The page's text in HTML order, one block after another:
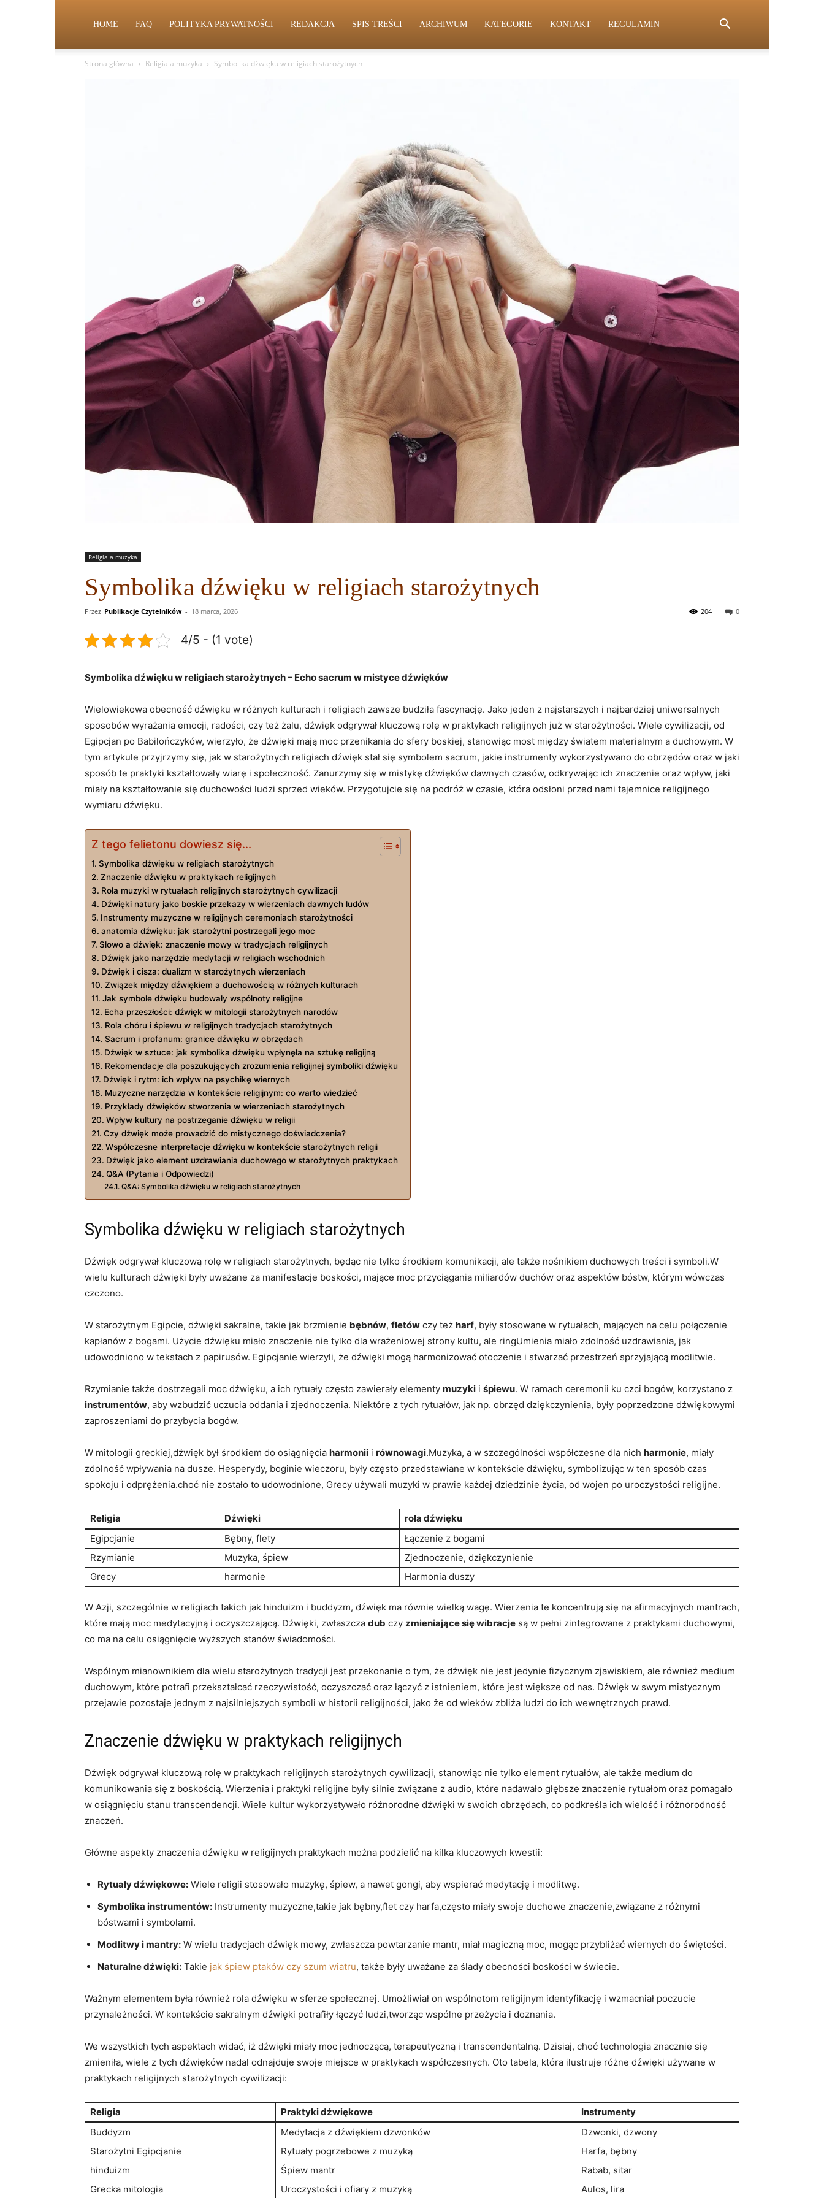
HOME FAQ POLITYKA PRYWATNOŚCI REDAKCJA SPIS TREŚCI ARCHIWUM KATEGORIE KONTAKT REGULAMIN
Strona główna Religia a muzyka Symbolika dźwięku w religiach starożytnych
Religia a muzyka
Symbolika dźwięku w religiach starożytnych
Przez Publikacje Czytelników - 18 marca, 2026 0
204
4/5 - (1 vote)
Symbolika dźwięku w religiach starożytnych – Echo sacrum w mistyce dźwięków
Wielowiekowa obecność dźwięku w różnych kulturach i religiach zawsze budziła fascynację. Jako jeden z najstarszych i najbardziej uniwersalnych
sposobów wyrażania emocji, radości, czy też żalu, dźwięk odgrywał kluczową rolę w praktykach religijnych już w starożytności. Wiele cywilizacji, od
Egipcjan po Babilończyków, wierzyło, że dźwięki mają moc przenikania do sfery boskiej, stanowiąc most między światem materialnym a duchowym. W
tym artykule przyjrzymy się, jak w starożytnych religiach dźwięk stał się symbolem sacrum, jakie instrumenty wykorzystywano do obrzędów oraz w jaki
sposób te praktyki kształtowały wiarę i społeczność. Zanurzymy się w mistykę dźwięków dawnych czasów, odkrywając ich znaczenie oraz wpływ, jaki
miały na kształtowanie się duchowości ludzi sprzed wieków. Przygotujcie się na podróż w czasie, która odsłoni przed nami tajemnice religijnego
wymiaru dźwięku.
Z tego felietonu dowiesz się...
Symbolika dźwięku w religiach starożytnych
Znaczenie dźwięku w praktykach religijnych
Rola muzyki w rytuałach religijnych starożytnych cywilizacji
Dźwięki natury jako boskie przekazy w wierzeniach dawnych ludów
Instrumenty muzyczne w religijnych ceremoniach starożytności
anatomia dźwięku: jak starożytni postrzegali jego moc
Słowo a dźwięk: znaczenie mowy w tradycjach religijnych
Dźwięk jako narzędzie medytacji w religiach wschodnich
Dźwięk i cisza: dualizm w starożytnych wierzeniach
Związek między dźwiękiem a duchowością w różnych kulturach
Jak symbole dźwięku budowały wspólnoty religijne
Echa przeszłości: dźwięk w mitologii starożytnych narodów
Rola chóru i śpiewu w religijnych tradycjach starożytnych
Sacrum i profanum: granice dźwięku w obrzędach
Dźwięk w sztuce: jak symbolika dźwięku wpłynęła na sztukę religijną
Rekomendacje dla poszukujących zrozumienia religijnej symboliki dźwięku
Dźwięk i rytm: ich wpływ na psychikę wiernych
Muzyczne narzędzia w kontekście religijnym: co warto wiedzieć
Przykłady dźwięków stworzenia w wierzeniach starożytnych
Wpływ kultury na postrzeganie dźwięku w religii
Czy dźwięk może prowadzić do mistycznego doświadczenia?
Współczesne interpretacje dźwięku w kontekście starożytnych religii
Dźwięk jako element uzdrawiania duchowego w starożytnych praktykach
Q&A (Pytania i Odpowiedzi)
Q&A: Symbolika dźwięku w religiach starożytnych
Symbolika dźwięku w religiach starożytnych
Dźwięk odgrywał kluczową rolę w religiach starożytnych, będąc nie tylko środkiem komunikacji, ale także nośnikiem duchowych treści i symboli.W
wielu kulturach dźwięki były uważane za manifestacje boskości, mające moc przyciągania miliardów duchów oraz aspektów bóstw, którym wówczas
czczono.
W starożytnym Egipcie, dźwięki sakralne, takie jak brzmienie bębnów, fletów czy też harf, były stosowane w rytuałach, mających na celu połączenie
kapłanów z bogami. Użycie dźwięku miało znaczenie nie tylko dla wrażeniowej strony kultu, ale ringUmienia miało zdolność uzdrawiania, jak
udowodniono w tekstach z papirusów. Egipcjanie wierzyli, że dźwięki mogą harmonizować otoczenie i stwarzać przestrzeń sprzyjającą modlitwie.
Rzymianie także dostrzegali moc dźwięku, a ich rytuały często zawierały elementy muzyki i śpiewu. W ramach ceremonii ku czci bogów, korzystano z
instrumentów, aby wzbudzić uczucia oddania i zjednoczenia. Niektóre z tych rytuałów, jak np. obrzęd dziękczynienia, były poprzedzone dźwiękowymi
zaproszeniami do przybycia bogów.
W mitologii greckiej,dźwięk był środkiem do osiągnięcia harmonii i równowagi.Muzyka, a w szczególności współczesne dla nich harmonie, miały
zdolność wpływania na dusze. Hesperydy, boginie wieczoru, były często przedstawiane w kontekście dźwięku, symbolizując w ten sposób czas
spokoju i odprężenia.choć nie zostało to udowodnione, Grecy używali muzyki w prawie każdej dziedzinie życia, od wojen po uroczystości religijne.
Religia Dźwięki
rola dźwięku
Egipcjanie
Bębny, flety
Łączenie z bogami
Rzymianie
Muzyka, śpiew
Zjednoczenie, dziękczynienie
Grecy
harmonie Harmonia duszy
W Azji, szczególnie w religiach takich jak hinduizm i buddyzm, dźwięk ma równie wielką wagę. Wierzenia te koncentrują się na afirmacyjnych mantrach,
które mają moc medytacyjną i oczyszczającą. Dźwięki, zwłaszcza dub czy zmieniające się wibracje są w pełni zintegrowane z praktykami duchowymi,
co ma na celu osiągnięcie wyższych stanów świadomości.
Wspólnym mianownikiem dla wielu starożytnych tradycji jest przekonanie o tym, że dźwięk nie jest jedynie fizycznym zjawiskiem, ale również medium
duchowym, które potrafi przekształcać rzeczywistość, oczyszczać oraz łączyć z istnieniem, które jest większe od nas. Dźwięk w swym mistycznym
przejawie pozostaje jednym z najsilniejszych symboli w historii religijności, jako że od wieków zbliża ludzi do ich wewnętrznych prawd.
Znaczenie dźwięku w praktykach religijnych
Dźwięk odgrywał kluczową rolę w praktykach religijnych starożytnych cywilizacji, stanowiąc nie tylko element rytuałów, ale także medium do
komunikowania się z boskością. Wierzenia i praktyki religijne były silnie związane z audio, które nadawało głębsze znaczenie rytuałom oraz pomagało
w osiągnięciu stanu transcendencji. Wiele kultur wykorzystywało różnorodne dźwięki w swoich obrzędach, co podkreśla ich wielość i różnorodność
znaczeń.
Główne aspekty znaczenia dźwięku w religijnych praktykach można podzielić na kilka kluczowych kwestii:
Rytuały dźwiękowe: Wiele religii stosowało muzykę, śpiew, a nawet gongi, aby wspierać medytację i modlitwę.
Symbolika instrumentów: Instrumenty muzyczne,takie jak bębny,flet czy harfa,często miały swoje duchowe znaczenie,związane z różnymi
bóstwami i symbolami.
Modlitwy i mantry: W wielu tradycjach dźwięk mowy, zwłaszcza powtarzanie mantr, miał magiczną moc, mogąc przybliżać wiernych do świętości.
Naturalne dźwięki: Takie jak śpiew ptaków czy szum wiatru, także były uważane za ślady obecności boskości w świecie.
Ważnym elementem była również rola dźwięku w sferze społecznej. Umożliwiał on wspólnotom religijnym identyfikację i wzmacniał poczucie
przynależności. W kontekście sakralnym dźwięki potrafiły łączyć ludzi,tworząc wspólne przeżycia i doznania.
We wszystkich tych aspektach widać, iż dźwięki miały moc jednoczącą, terapeutyczną i transcendentalną. Dzisiaj, choć technologia znacznie się
zmieniła, wiele z tych dźwięków nadal odnajduje swoje miejsce w praktykach współczesnych. Oto tabela, która ilustruje różne dźwięki używane w
praktykach religijnych starożytnych cywilizacji:
Religia Praktyki dźwiękowe
Instrumenty
Buddyzm
Medytacja z dźwiękiem dzwonków
Dzwonki, dzwony
Starożytni Egipcjanie
Rytuały pogrzebowe z muzyką
Harfa, bębny
hinduizm
Śpiew mantr
Rabab, sitar
Grecka mitologia
Uroczystości i ofiary z muzyką Aulos, lira